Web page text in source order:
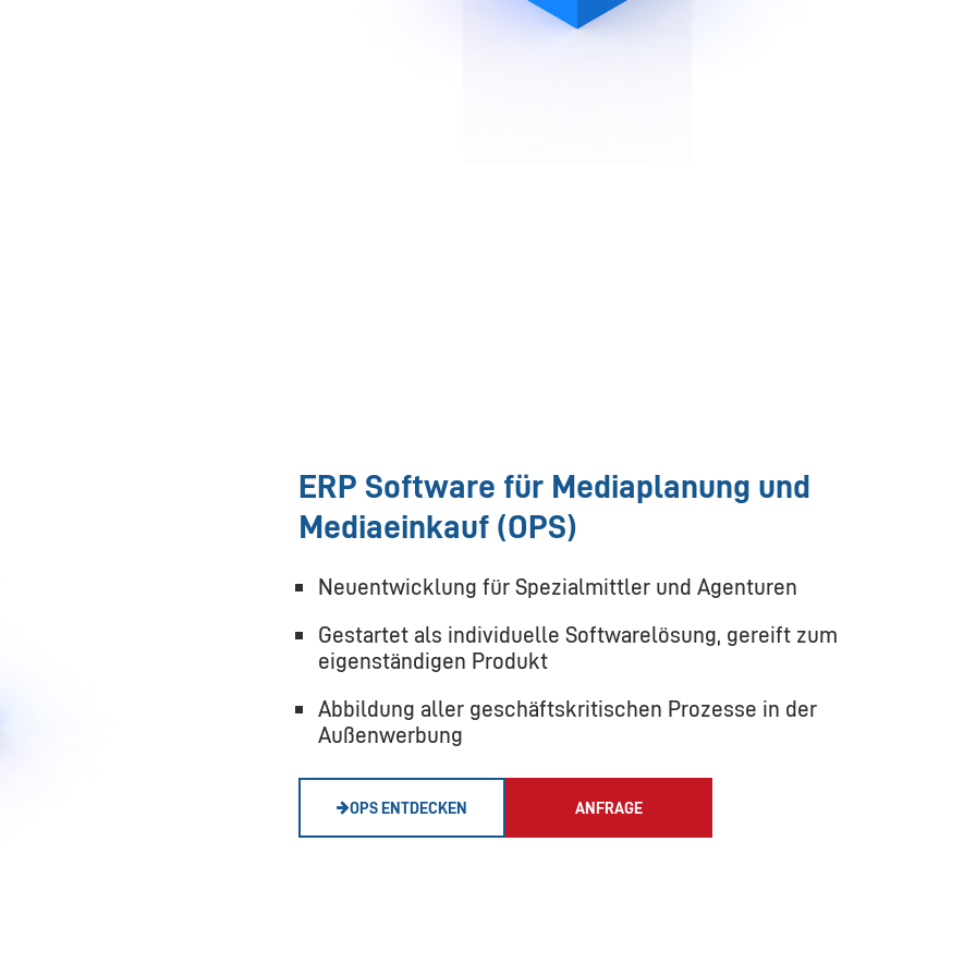
ERP Software für Mediaplanung und
Mediaeinkauf (OPS)
Neuentwicklung für Spezialmittler und Agenturen
Gestartet als individuelle Softwarelösung, gereift zum
eigenständigen Produkt
Abbildung aller geschäftskritischen Prozesse in der
Außenwerbung
OPS ENTDECKEN ANFRAGE